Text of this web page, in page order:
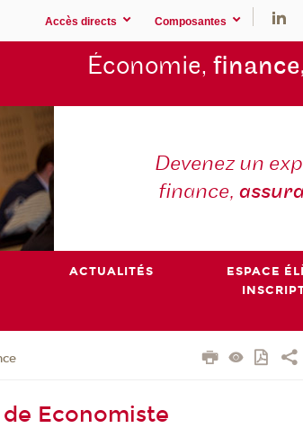
Accès directs Composantes
Économie,
Devenez un
finance,
ACTUALITÉS
ESPACE
Economiste